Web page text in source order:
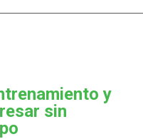
y
sin